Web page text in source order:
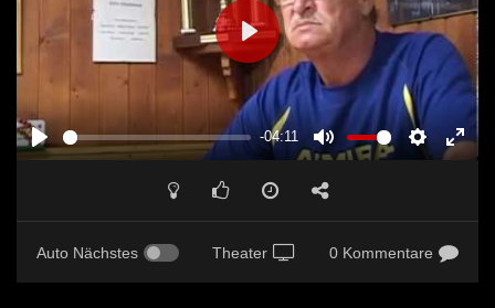
PLAY
-04:11
MUTE SETTINGS
PLAY
Auto Nächstes Theater 0 Kommentare